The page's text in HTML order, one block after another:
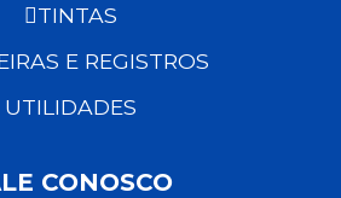
TINTAS
E REGISTROS
UTILIDADES
CONOSCO